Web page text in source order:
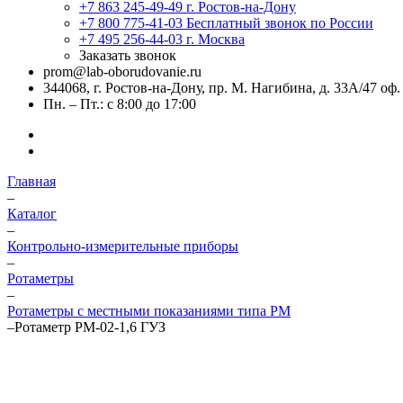
+7 863 245-49-49 г. Ростов-на-Дону
+7 800 775-41-03 Бесплатный звонок по России
+7 495 256-44-03 г. Москва
Заказать звонок
prom@lab-oborudovanie.ru
344068, г. Ростов-на-Дону, пр. М. Нагибина, д. 33А/47 оф.
Пн. – Пт.: с 8:00 до 17:00
Главная
–
Каталог
–
Контрольно-измерительные приборы
–
Ротаметры
–
Ротаметры с местными показаниями типа РМ
–Ротаметр РМ-02-1,6 ГУЗ